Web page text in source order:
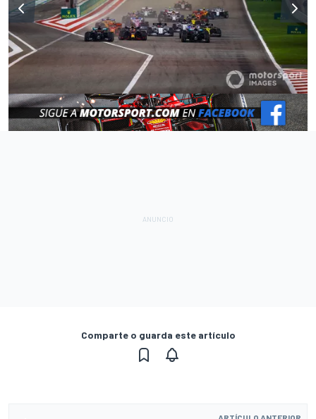
Comparte o guarda este artículo